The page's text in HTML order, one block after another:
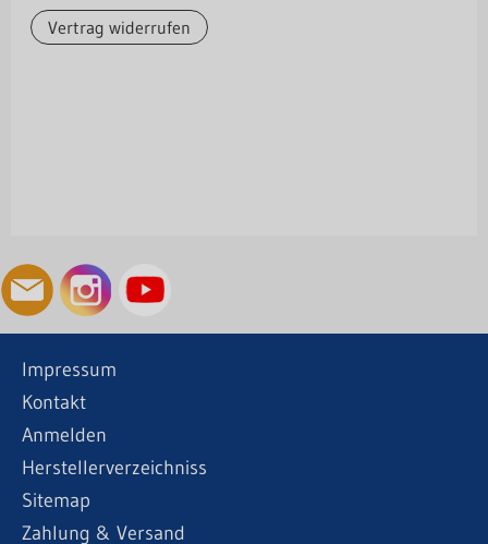
Vertrag widerrufen
Impressum
Kontakt
Anmelden
Herstellerverzeichniss
Sitemap
Zahlung & Versand